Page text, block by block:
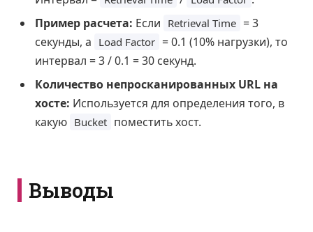
Пример расчета: Если Retrieval Time = 3
секунды, а Load Factor = 0.1 (10% нагрузки), то
интервал = 3 / 0.1 = 30 секунд.
Количество непросканированных URL на
хосте: Используется для определения того, в
какую Bucket поместить хост.
Выводы